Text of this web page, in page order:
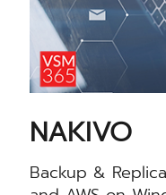
NAKIVO
Backup &